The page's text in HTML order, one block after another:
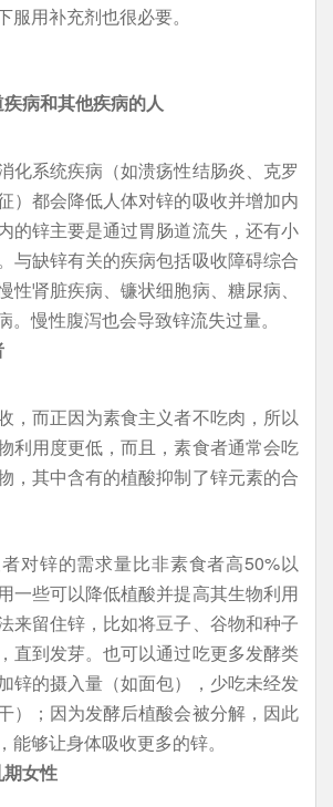
服用补充剂也很必要。
病和其他疾病的人
化系统疾病（如溃疡性结肠炎、克罗
）都会降低人体对锌的吸收并增加内
的锌主要是通过胃肠道流失，还有小
与缺锌有关的疾病包括吸收障碍综合
性肾脏疾病、镰状细胞病、糖尿病、
。慢性腹泻也会导致锌流失过量。
，而正因为素食主义者不吃肉，所以
利用度更低，而且，素食者通常会吃
，其中含有的植酸抑制了锌元素的合
对锌的需求量比非素食者高50%以
一些可以降低植酸并提高其生物利用
来留住锌，比如将豆子、谷物和种子
直到发芽。也可以通过吃更多发酵类
锌的摄入量（如面包），少吃未经发
）；因为发酵后植酸会被分解，因此
能够让身体吸收更多的锌。
女性